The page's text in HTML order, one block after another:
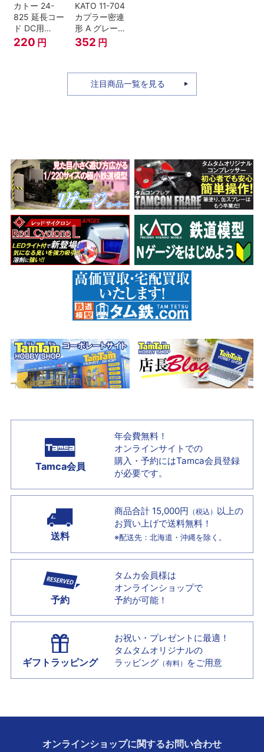
カトー 24-
825 延長コー
ド DC用
(90cm）
220 円
KATO 11-704
カプラー密連
形 A グレー
(20個入) (ア
ーノルドカプ
352 円
注目商品一覧を見る
Tamca会員
年会費無料！
オンラインサイトでの
購入・予約にはTamca会員登録
が必要です。
送料
商品合計 15,000円 （税込） 以上の
お買い上げで送料無料！
※配送先：北海道・沖縄を除く。
予約
タムカ会員様は
オンラインショップで
予約が可能！
ギフトラッピング
お祝い・プレゼントに最適！
タムタムオリジナルの
ラッピング （有料） をご用意
オンラインショップに関するお問い合わせ